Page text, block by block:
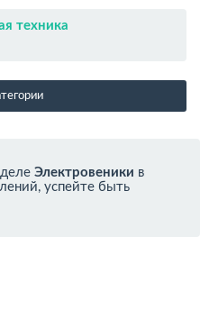
техника
Электровеники в
успейте быть